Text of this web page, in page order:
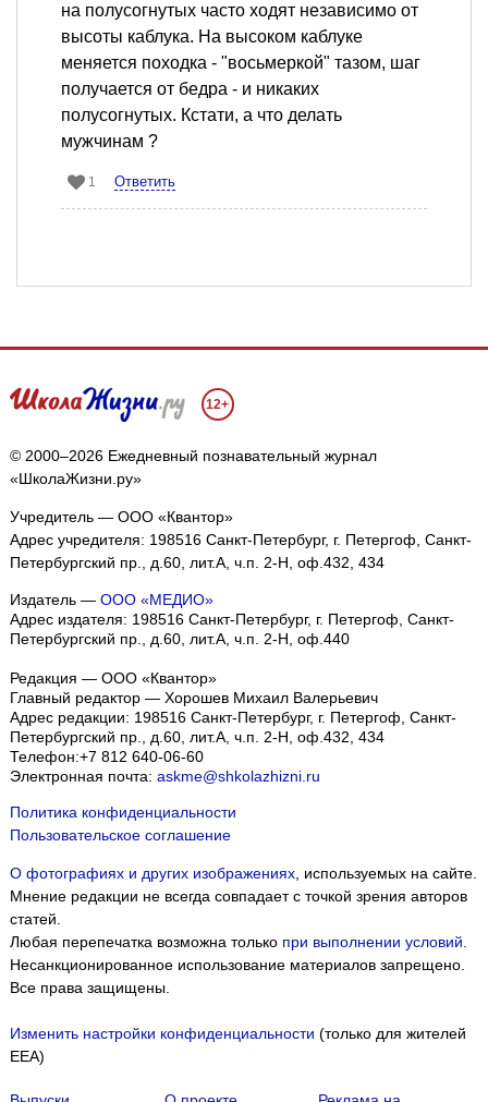
на полусогнутых часто ходят независимо от
высоты каблука. На высоком каблуке
меняется походка - "восьмеркой" тазом, шаг
получается от бедра - и никаких
полусогнутых. Кстати, а что делать
мужчинам ?
1 Ответить
12+
© 2000–2026 Ежедневный познавательный журнал
«ШколаЖизни.ру»
Учредитель — ООО «Квантор»
Адрес учредителя: 198516 Санкт-Петербург, г. Петергоф, Санкт-
Петербургский пр., д.60, лит.А, ч.п. 2-Н, оф.432, 434
Издатель — ООО «МЕДИО»
Адрес издателя: 198516 Санкт-Петербург, г. Петергоф, Санкт-
Петербургский пр., д.60, лит.А, ч.п. 2-Н, оф.440
Редакция — ООО «Квантор»
Главный редактор — Хорошев Михаил Валерьевич
Адрес редакции: 198516 Санкт-Петербург, г. Петергоф Санкт-
Петербургский пр., д.60, лит.А, ч.п. 2-Н, оф.432, 434
Телефон:+7 812 640-06-60
Электронная почта: askme@shkolazhizni.ru
Политика конфиденциальности
Пользовательское соглашение
О фотографиях и других изображениях, используемых на сайте.
Мнение редакции не всегда совпадает с точкой зрения авторов
статей.
Любая перепечатка возможна только при выполнении условий
Несанкционированное использование материалов запрещено.
Все права защищены.
Изменить настройки конфиденциальности (только для жителей
EEA)